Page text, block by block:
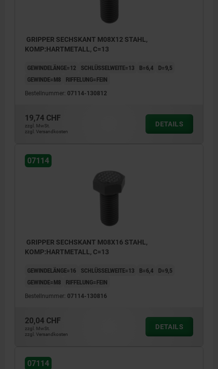
GRIPPER SECHSKANT M08X12 STAHL,
KOMP:HARTMETALL, C=13
GEWINDELÄNGE=12 SCHLÜSSELWEITE=13 B=6,4
D=9,5
GEWINDE=M8
RIFFELUNG=FEIN
Bestellnummer: 07114-130812
19,74 CHF
zzgl. MwSt.
zzgl. Versandkosten
DETAILS
07114
GRIPPER SECHSKANT M08X16 STAHL,
KOMP:HARTMETALL, C=13
GEWINDELÄNGE=16 SCHLÜSSELWEITE=13 B=6,4
D=9,5
GEWINDE=M8
RIFFELUNG=FEIN
Bestellnummer: 07114-130816
20,04 CHF
zzgl. MwSt.
zzgl. Versandkosten
DETAILS
07114